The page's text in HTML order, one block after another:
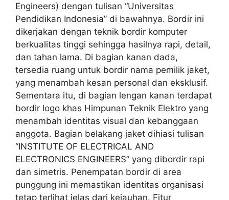
Engineers) dengan tulisan “Universitas
Pendidikan Indonesia” di bawahnya. Bordir ini
dikerjakan dengan teknik bordir komputer
berkualitas tinggi sehingga hasilnya rapi, detail,
dan tahan lama. Di bagian kanan dada,
tersedia ruang untuk bordir nama pemilik jaket,
yang menambah kesan personal dan eksklusif.
Sementara itu, di bagian lengan kanan terdapat
bordir logo khas Himpunan Teknik Elektro yang
menambah identitas visual dan kebanggaan
anggota. Bagian belakang jaket dihiasi tulisan
“INSTITUTE OF ELECTRICAL AND
ELECTRONICS ENGINEERS” yang dibordir rapi
dan simetris. Penempatan bordir di area
punggung ini memastikan identitas organisasi
tetap terlihat jelas dari kejauhan. Fitur